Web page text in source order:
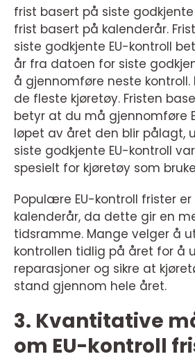
frist basert på siste godkjente
frist basert på kalenderår.
siste godkjente EU-kontroll
år fra datoen for siste
å gjennomføre neste
de fleste kjøretøy. Fristen
betyr at du må gjennomføre
løpet av året den blir pålagt,
siste godkjente EU-kontroll
spesielt for kjøretøy som
Populære EU-kontroll frister
kalenderår, da dette gir en
tidsramme. Mange velger å
kontrollen tidlig på året for å
reparasjoner og sikre at
stand gjennom hele året.
3. Kvantitative
om EU-kontroll